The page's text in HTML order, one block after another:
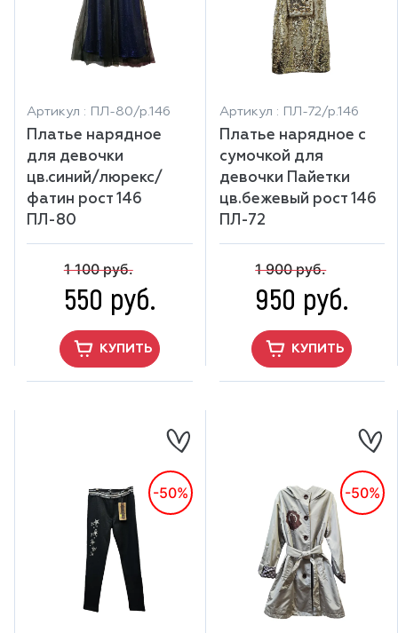
Артикул : ПЛ-80/р.146
Платье нарядное
для девочки
цв.синий/люрекс/
фатин рост 146
ПЛ-80
1 100 руб.
550 руб.
КУПИТЬ
Артикул : ПЛ-72/р.146
Платье нарядное с
сумочкой для
девочки Пайетки
цв.бежевый рост 146
ПЛ-72
1 900 руб.
950 руб.
КУПИТЬ
-50% -50%